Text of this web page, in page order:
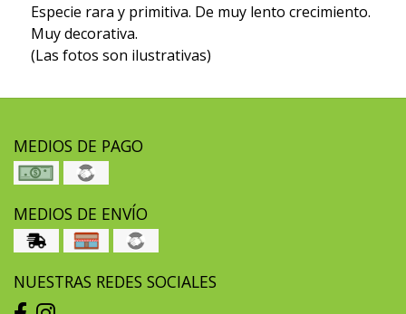
Especie rara y primitiva. De muy lento crecimiento.
Muy decorativa.
(Las fotos son ilustrativas)
MEDIOS DE PAGO
MEDIOS DE ENVÍO
NUESTRAS REDES SOCIALES